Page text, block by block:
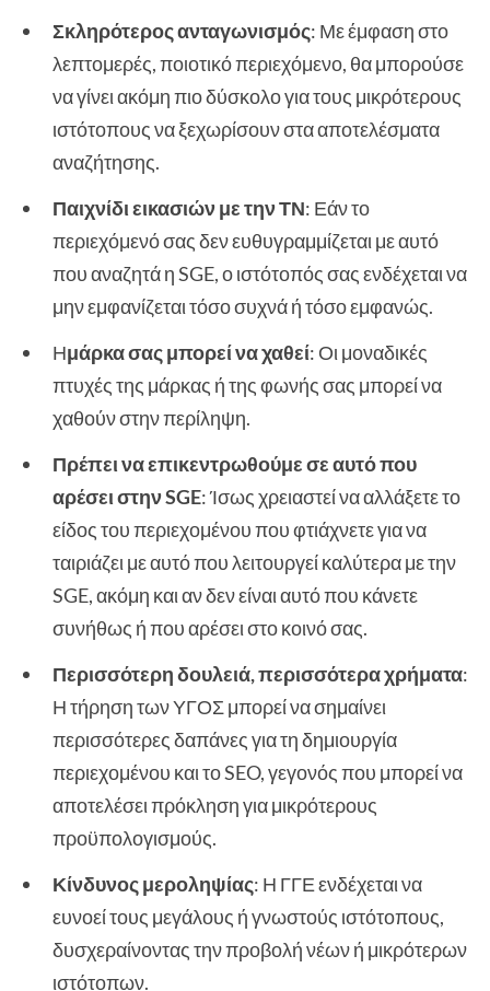
Σκληρότερος ανταγωνισμός: Με έμφαση στο
λεπτομερές, ποιοτικό περιεχόμενο, θα μπορούσε
να γίνει ακόμη πιο δύσκολο για τους μικρότερους
ιστότοπους να ξεχωρίσουν στα αποτελέσματα
αναζήτησης.
Παιχνίδι εικασιών με την ΤΝ: Εάν το
περιεχόμενό σας δεν ευθυγραμμίζεται με αυτό
που αναζητά η SGE, ο ιστότοπός σας ενδέχεται να
μην εμφανίζεται τόσο συχνά ή τόσο εμφανώς.
Ημάρκα σας μπορεί να χαθεί: Οι μοναδικές
πτυχές της μάρκας ή της φωνής σας μπορεί να
χαθούν στην περίληψη.
Πρέπει να επικεντρωθούμε σε αυτό που
αρέσει στην SGE: Ίσως χρειαστεί να αλλάξετε το
είδος του περιεχομένου που φτιάχνετε για να
ταιριάζει με αυτό που λειτουργεί καλύτερα με την
SGE, ακόμη και αν δεν είναι αυτό που κάνετε
συνήθως ή που αρέσει στο κοινό σας.
Περισσότερη δουλειά, περισσότερα χρήματα:
Η τήρηση των ΥΓΟΣ μπορεί να σημαίνει
περισσότερες δαπάνες για τη δημιουργία
περιεχομένου και το SEO, γεγονός που μπορεί να
αποτελέσει πρόκληση για μικρότερους
προϋπολογισμούς.
Κίνδυνος μεροληψίας: Η ΓΓΕ ενδέχεται να
ευνοεί τους μεγάλους ή γνωστούς ιστότοπους,
δυσχεραίνοντας την προβολή νέων ή μικρότερων
ιστότοπων.